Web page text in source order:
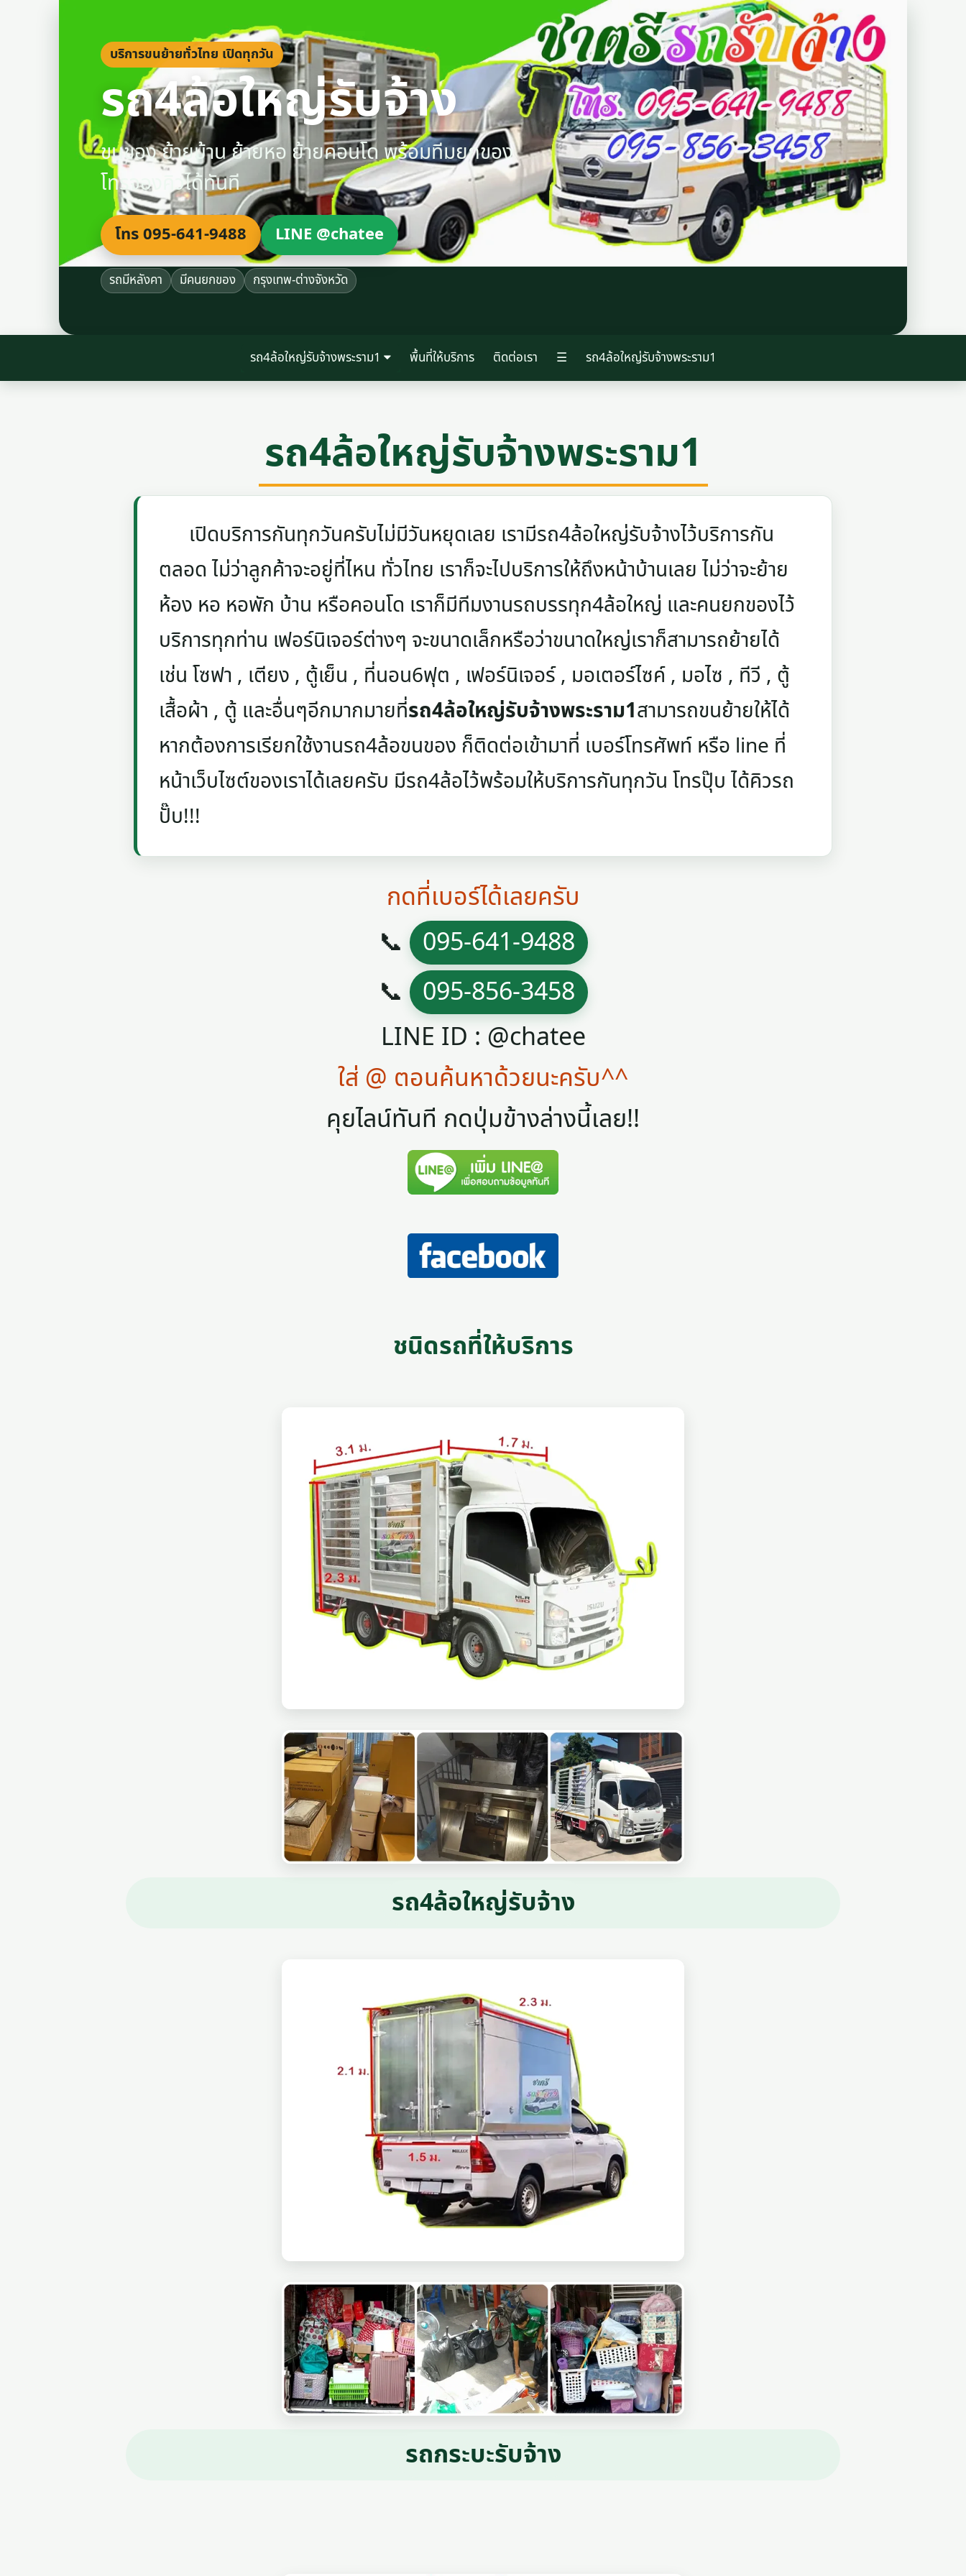
บริการขนย้ายทั่วไทย เปิดทุกวัน
รถ4ล้อใหญ่รับจ้าง
ขนของ ย้ายบ้าน ย้ายหอ ย้ายคอนโด พร้อมทีมยกของ
โทรจองคิวได้ทันที
โทร 095-641-9488 LINE @chatee
รถมีหลังคา มีคนยกของ กรุงเทพ-ต่างจังหวัด
รถ4ล้อใหญ่รับจ้างพระราม1 พื้นที่ให้บริการ ติดต่อเรา ☰ รถ4ล้อใหญ่รับจ้างพระราม1
รถ4ล้อใหญ่รับจ้างพระราม1
เปิดบริการกันทุกวันครับไม่มีวันหยุดเลย เรามีรถ4ล้อใหญ่รับจ้างไว้บริการกัน
ตลอด ไม่ว่าลูกค้าจะอยู่ที่ไหน ทั่วไทย เราก็จะไปบริการให้ถึงหน้าบ้านเลย ไม่ว่าจะย้าย
ห้อง หอ หอพัก บ้าน หรือคอนโด เราก็มีทีมงานรถบรรทุก4ล้อใหญ่ และคนยกของไว้
บริการทุกท่าน เฟอร์นิเจอร์ต่างๆ จะขนาดเล็กหรือว่าขนาดใหญ่เราก็สามารถย้ายได้
เช่น โซฟา , เตียง , ตู้เย็น , ที่นอน6ฟุต , เฟอร์นิเจอร์ , มอเตอร์ไซค์ , มอไซ , ทีวี , ตู้
เสื้อผ้า , ตู้ และอื่นๆอีกมากมายที่รถ4ล้อใหญ่รับจ้างพระราม1สามารถขนย้ายให้ได้
หากต้องการเรียกใช้งานรถ4ล้อขนของ ก็ติดต่อเข้ามาที่ เบอร์โทรศัพท์ หรือ line ที่
หน้าเว็บไซต์ของเราได้เลยครับ มีรถ4ล้อไว้พร้อมให้บริการกันทุกวัน โทรปุ๊บ ได้คิวรถ
ปั๊บ!!!
กดที่เบอร์ได้เลยครับ
📞
095-641-9488
📞
095-856-3458
LINE ID : @chatee
ใส่ @ ตอนค้นหาด้วยนะครับ^^
คุยไลน์ทันที กดปุ่มข้างล่างนี้เลย!!
ชนิดรถที่ให้บริการ
รถ4ล้อใหญ่รับจ้าง
รถกระบะรับจ้าง